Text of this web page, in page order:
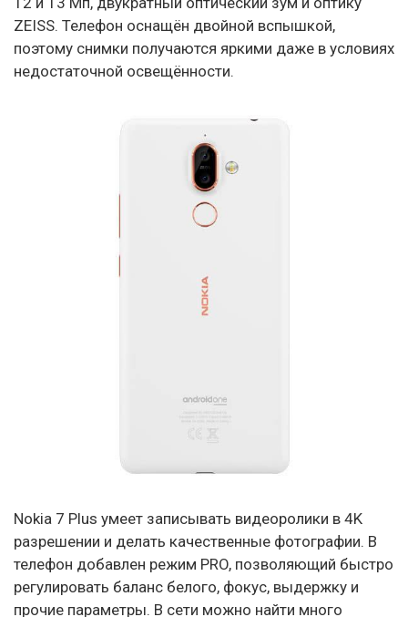
ZEISS. Телефон оснащён двойной вспышкой,
поэтому снимки получаются яркими даже в условиях
недостаточной освещённости.
Nokia 7 Plus умеет записывать видеоролики в 4K
разрешении и делать качественные фотографии. В
телефон добавлен режим PRO, позволяющий быстро
регулировать баланс белого, фокус, выдержку и
прочие параметры. В сети можно найти много